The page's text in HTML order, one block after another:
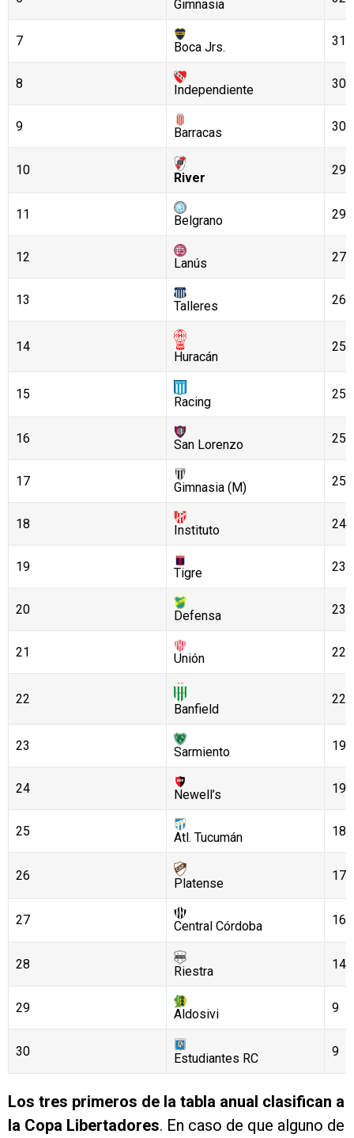
Gimnasia
7 Boca Jrs. 31
8 Independiente 30
9 Barracas 30
10
River
29
11 Belgrano 29
12 Lanús 27
13 Talleres 26
14
Huracán
25
15
Racing
25
16 San Lorenzo 25
17 Gimnasia (M) 25
18 Instituto 24
19 Tigre 23
20 Defensa 23
21 Unión 22
22
Banfield
22
23 Sarmiento 19
24 Newell’s 19
25 Atl. Tucumán 18
26
Platense
17
27 Central Córdoba 16
28 Riestra 14
29 Aldosivi 9
30 Estudiantes RC 9
Los tres primeros de la tabla anual clasifican a
la Copa Libertadores. En caso de que alguno de